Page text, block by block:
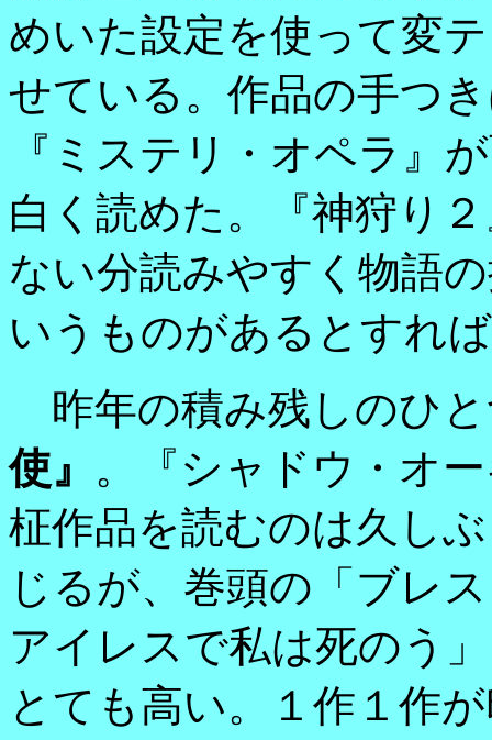
めいた設定を使って変
せている。作品の手つ
『ミステリ・オペラ』
白く読めた。『神狩り
ない分読みやすく物語
いうものがあるとすれ
昨年の積み残しのひ
使』 。『シャドウ・オ
柾作品を読むのは久し
じるが、巻頭の「ブレ
アイレスで私は死のう
とても高い。１作１作